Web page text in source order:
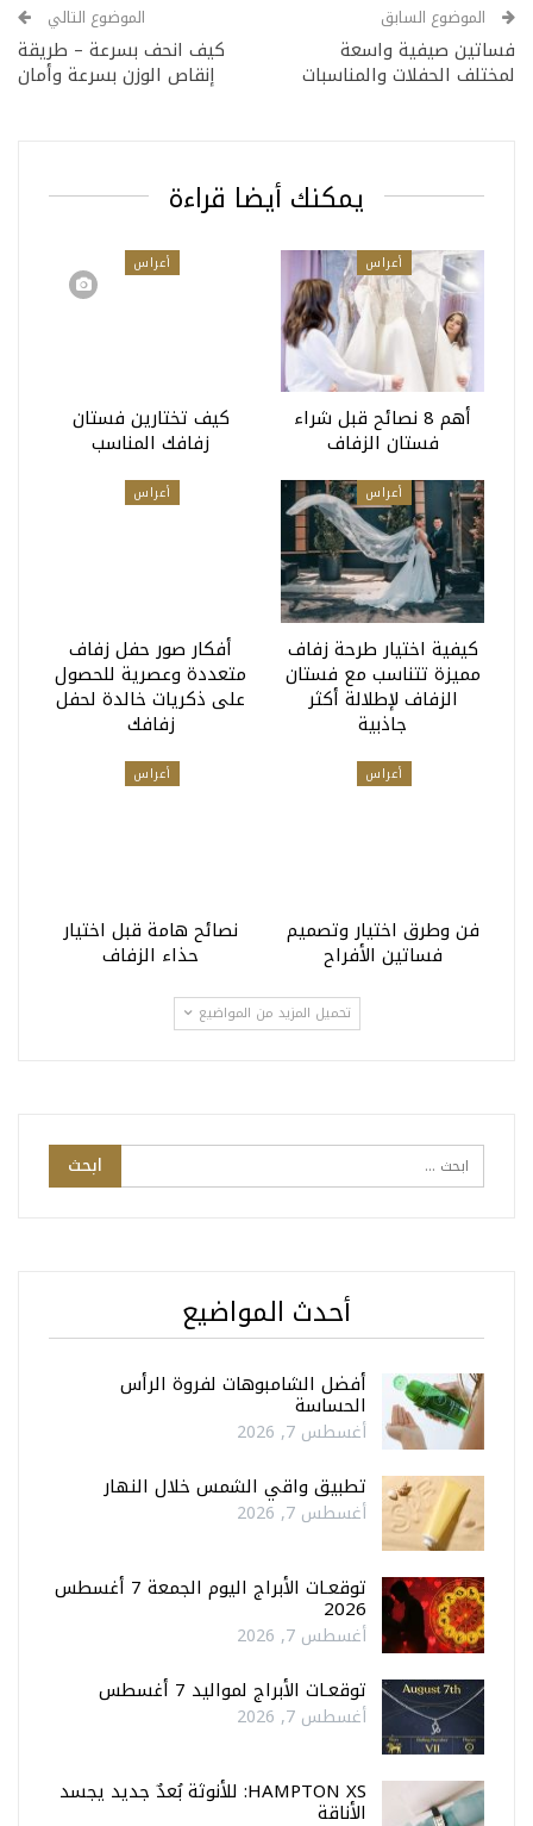
الموضوع السابق
فساتين صيفية واسعة
لمختلف الحفلات والمناسبات
الموضوع التالي
كيف انحف بسرعة – طريقة
إنقاص الوزن بسرعة وأمان
يمكنك أيضا قراءة
أعراس
أهم 8 نصائح قبل شراء
فستان الزفاف
أعراس
كيف تختارين فستان
زفافك المناسب
أعراس
كيفية اختيار طرحة زفاف
مميزة تتناسب مع فستان
الزفاف لإطلالة أكثر
جاذبية
أعراس
أفكار صور حفل زفاف
متعددة وعصرية للحصول
على ذكريات خالدة لحفل
زفافك
أعراس
فن وطرق اختيار وتصميم
فساتين الأفراح
أعراس
نصائح هامة قبل اختيار
حذاء الزفاف
تحميل المزيد من المواضيع
أحدث المواضيع
أفضل الشامبوهات لفروة الرأس
الحساسة
أغسطس 7, 2026
تطبيق واقي الشمس خلال النهار
أغسطس 7, 2026
توقعـات الأبراج اليوم الجمعة 7 أغسطس
2026
أغسطس 7, 2026
توقعـات الأبراج لمواليد 7 أغسطس
أغسطس 7, 2026
HAMPTON XS: للأنوثة بُعدٌ جديد يجسد
الأناقة